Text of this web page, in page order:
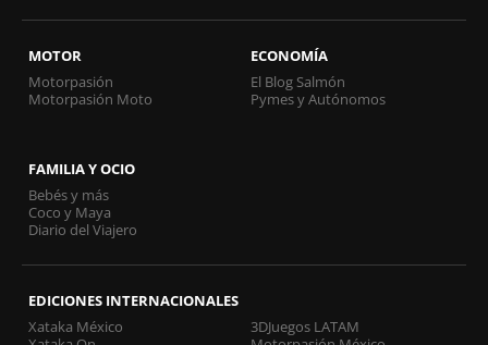
MOTOR
Motorpasión
Motorpasión Moto
ECONOMÍA
El Blog Salmón
Pymes y Autónomos
FAMILIA Y OCIO
Bebés y más
Coco y Maya
Diario del Viajero
EDICIONES INTERNACIONALES
Xataka México
3DJuegos LATAM